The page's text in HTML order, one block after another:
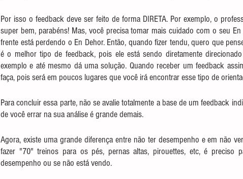
Por isso o feedback deve ser feito de forma DIRETA. Por exemplo, o
super bem, parabéns! Mas, você precisa tomar mais cuidado com o seu
frente está perdendo o En Dehor. Então, quando fizer tendu, quero que
é o melhor tipo de feedback, pois ele está sendo diretamente
exemplo e até mesmo dá uma solução. Quando receber um feedback
faça, pois será em poucos lugares que você irá encontrar esse tipo de
Para concluir essa parte, não se avalie totalmente a base de um feedback
de você errar na sua análise é grande demais.
Agora, existe uma grande diferença entre não ter desempenho e em não
fazer "70" treinos para os pés, pernas altas, pirouettes, etc, é preciso
desempenho ou se não está vendo.